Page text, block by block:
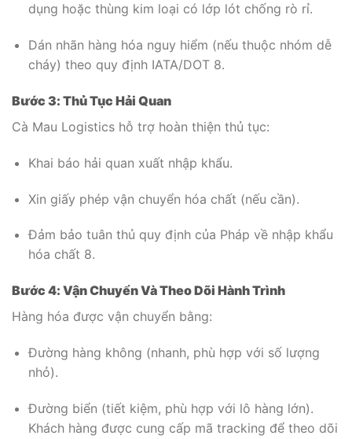
dụng hoặc thùng kim loại có lớp lót chống rò rỉ.
Dán nhãn hàng hóa nguy hiểm (nếu thuộc nhóm dễ
cháy) theo quy định IATA/DOT 8.
Bước 3: Thủ Tục Hải Quan
Cà Mau Logistics hỗ trợ hoàn thiện thủ tục:
Khai báo hải quan xuất nhập khẩu.
Xin giấy phép vận chuyển hóa chất (nếu cần).
Đảm bảo tuân thủ quy định của Pháp về nhập khẩu
hóa chất 8.
Bước 4: Vận Chuyển Và Theo Dõi Hành Trình
Hàng hóa được vận chuyển bằng:
Đường hàng không (nhanh, phù hợp với số lượng
nhỏ).
Đường biển (tiết kiệm, phù hợp với lô hàng lớn).
Khách hàng được cung cấp mã tracking để theo dõi